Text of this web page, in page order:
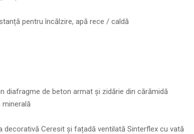
pentru încălzire, apă rece / caldă
diafragme de beton armat și zidărie din cărămidă
Ceresit și fațadă ventilată Sinterflex cu vată